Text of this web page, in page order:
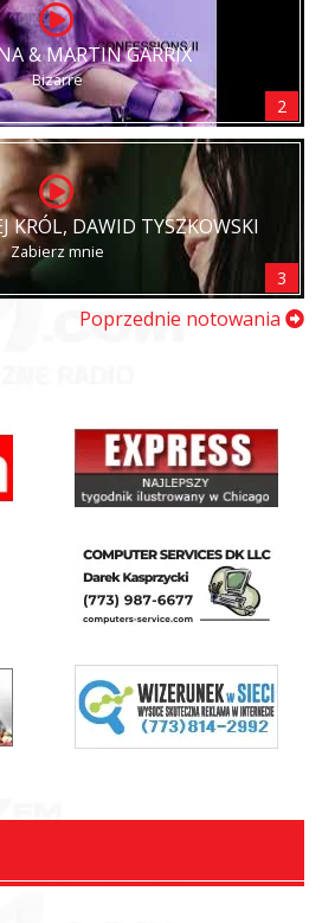
& MARTIN GARRIX
Bizarre
2
KRÓL, DAWID TYSZKOWSKI
Zabierz mnie
3
Poprzednie notowania